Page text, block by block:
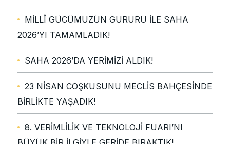
MİLLÎ GÜCÜMÜZÜN GURURU İLE SAHA
2026’YI TAMAMLADIK!
SAHA 2026’DA YERİMİZİ ALDIK!
23 NİSAN COŞKUSUNU MECLİS BAHÇESİNDE
BİRLİKTE YAŞADIK!
8. VERİMLİLİK VE TEKNOLOJİ FUARI’NI